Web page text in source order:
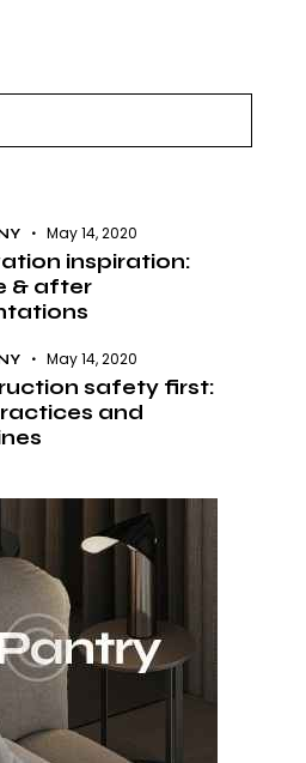
May 14, 2020
inspiration:
& after
May 14, 2020
safety first:
and